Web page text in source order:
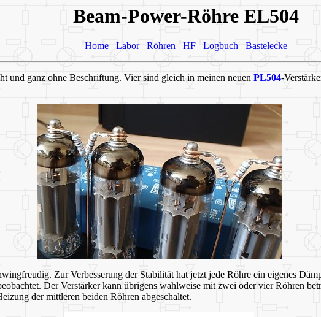
Beam-Power-Röhre EL504
Home Labor Röhren HF Logbuch Bastelecke
und ganz ohne Beschriftung. Vier sind gleich in meinen neuen PL504-
Zur Verbesserung der Stabilität hat jetzt jede Röhre ein eigenes
Der Verstärker kann übrigens wahlweise mit zwei oder vier Röhren
der mittleren beiden Röhren abgeschaltet.